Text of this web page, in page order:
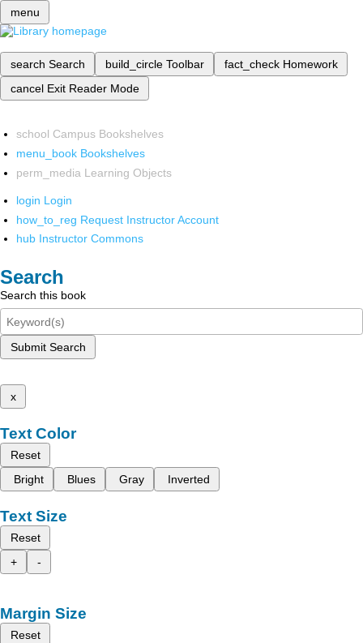
menu
search Search build_circle Toolbar fact_check Homework
cancel Exit Reader Mode
school Campus Bookshelves
menu_book Bookshelves
perm_media Learning Objects
login Login
how_to_reg Request Instructor Account
hub Instructor Commons
Search
Search this book
Submit Search
x
Text Color
Reset
Bright
Blues Gray Inverted
Text Size
Reset
+
-
Margin Size
Reset